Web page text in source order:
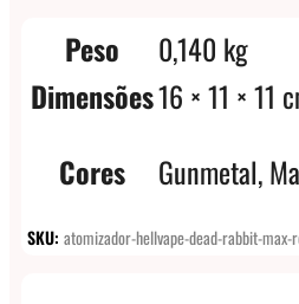
Peso
0,140 kg
Dimensões16 × 11 × 11
Cores
Gunmetal,
SKU: atomizador-hellvape-dead-rabbit-max-